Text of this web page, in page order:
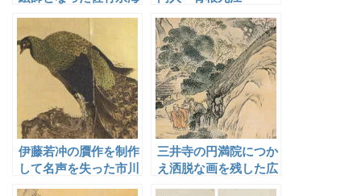
伊藤若冲の贋作を制作
して名声を失った市川
君圭
三井寺の円満院につか
え洒脱な画を残した広
瀬柏園